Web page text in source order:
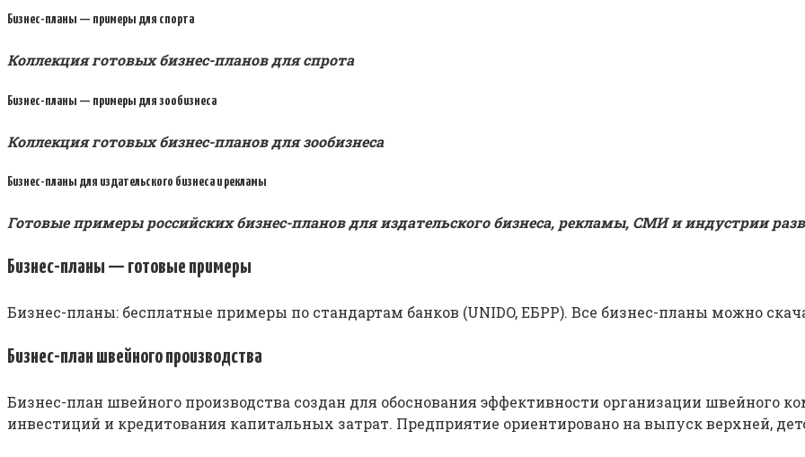
Бизнес-планы — примеры для спорта
Коллекция готовых бизнес-планов для спрота
Бизнес-планы — примеры для зообизнеса
Коллекция готовых бизнес-планов для зообизнеса
Бизнес-планы для издательского бизнеса и рекламы
Готовые примеры российских бизнес-планов для издательского бизнеса, рекламы, СМИ и индустрии
Бизнес-планы — готовые примеры
Бизнес-планы: бесплатные примеры по стандартам банков (UNIDO, ЕБРР). Все бизнес-планы можно
Бизнес-план швейного производства
Бизнес-план швейного производства создан для обоснования эффективности организации швейного
инвестиций и кредитования капитальных затрат. Предприятие ориентировано на выпуск верхней,